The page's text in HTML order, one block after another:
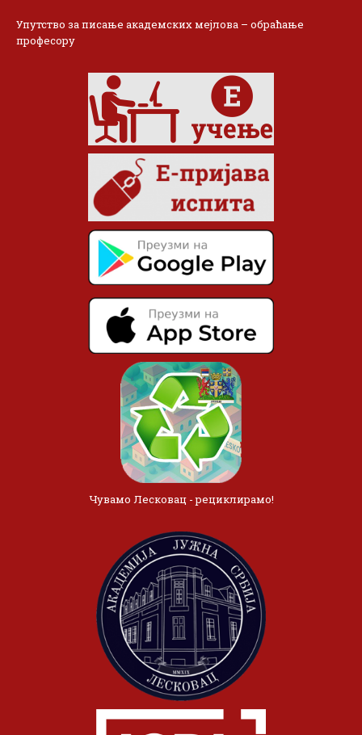
Упутство за писање академских мејлова – обраћање
професору
Чувамо Лесковац - рециклирамо!